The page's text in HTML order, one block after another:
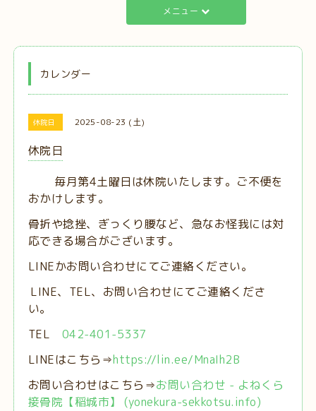
メニュー
カレンダー
休院日 2025-08-23 (土)
休院日
毎月第4土曜日は休院いたします。ご不便を
おかけします。
骨折や捻挫、ぎっくり腰など、急なお怪我には対
応できる場合がございます。
LINEかお問い合わせにてご連絡ください。
LINE、TEL、お問い合わせにてご連絡くださ
い。
TEL 042-401-5337
LINEはこちら⇒https://lin.ee/MnaIh2B
お問い合わせはこちら⇒お問い合わせ - よねくら
接骨院【稲城市】 (yonekura-sekkotsu.info)